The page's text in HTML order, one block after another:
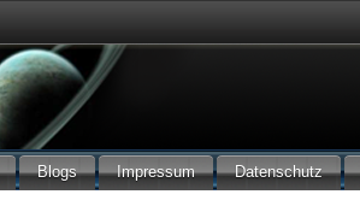
Blogs Impressum Datenschutz